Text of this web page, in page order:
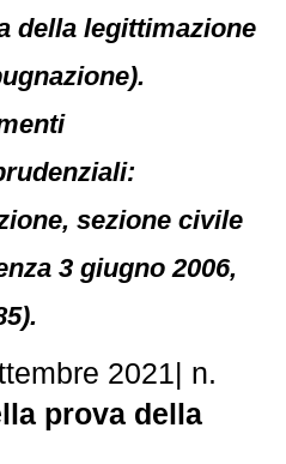
della legittimazione
sezione civile
3 giugno 2006,
2021| n.
prova della